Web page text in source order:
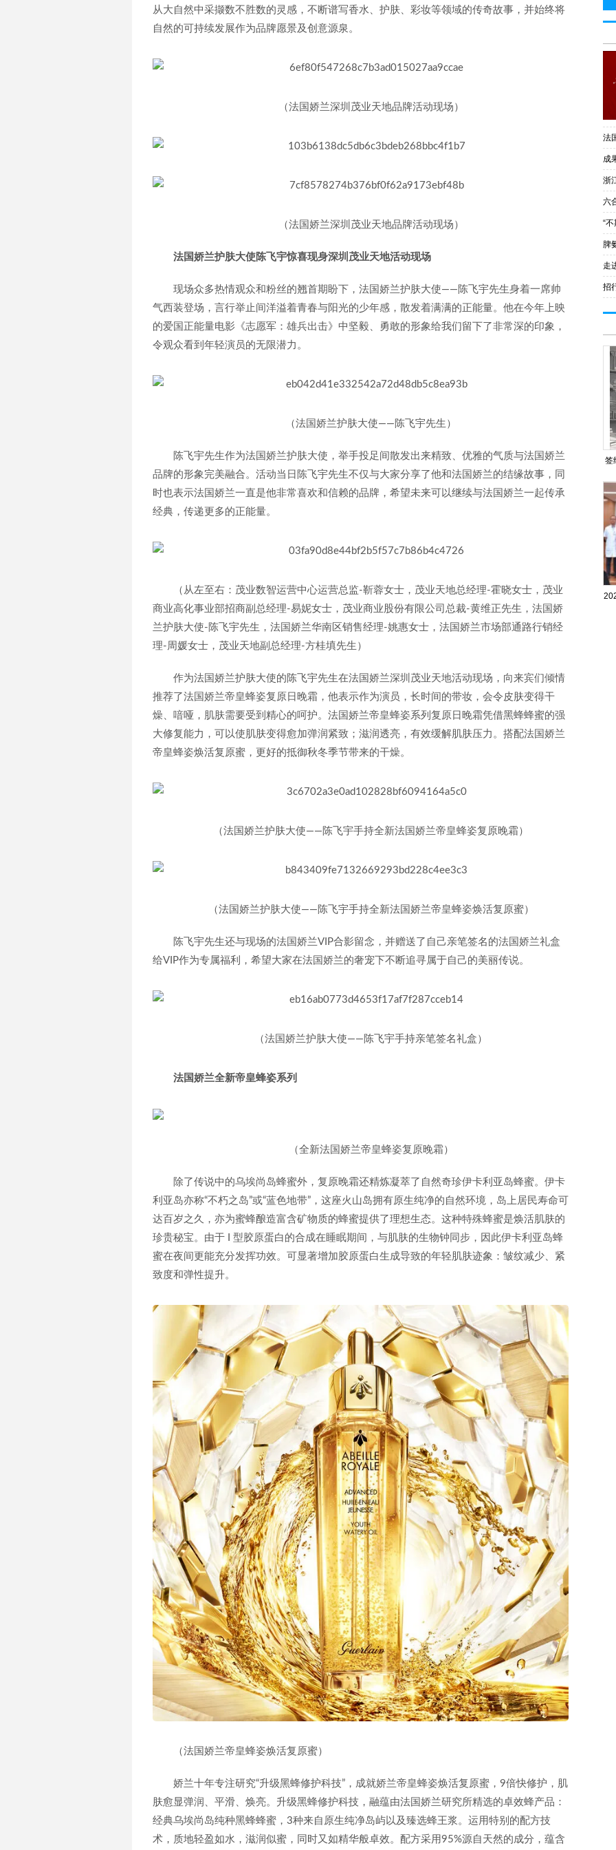
从大自然中采撷数不胜数的灵感，不断谱写香水、护肤、彩妆等领域的传奇故事，并始终将
自然的可持续发展作为品牌愿景及创意源泉。
（法国娇兰深圳茂业天地品牌活动现场）
（法国娇兰深圳茂业天地品牌活动现场）
法国娇兰护肤大使陈飞宇惊喜现身深圳茂业天地活动现场
现场众多热情观众和粉丝的翘首期盼下，法国娇兰护肤大使——陈飞宇先生身着一席帅
气西装登场，言行举止间洋溢着青春与阳光的少年感，散发着满满的正能量。他在今年上映
的爱国正能量电影《志愿军：雄兵出击》中坚毅、勇敢的形象给我们留下了非常深的印象，
令观众看到年轻演员的无限潜力。
（法国娇兰护肤大使——陈飞宇先生）
陈飞宇先生作为法国娇兰护肤大使，举手投足间散发出来精致、优雅的气质与法国娇兰
品牌的形象完美融合。活动当日陈飞宇先生不仅与大家分享了他和法国娇兰的结缘故事，同
时也表示法国娇兰一直是他非常喜欢和信赖的品牌，希望未来可以继续与法国娇兰一起传承
经典，传递更多的正能量。
（从左至右：茂业数智运营中心运营总监-靳蓉女士，茂业天地总经理-霍晓女士，茂业
商业高化事业部招商副总经理-易妮女士，茂业商业股份有限公司总裁-黄维正先生，法国娇
兰护肤大使-陈飞宇先生，法国娇兰华南区销售经理-姚惠女士，法国娇兰市场部通路行销经
理-周媛女士，茂业天地副总经理-方桂填先生）
作为法国娇兰护肤大使的陈飞宇先生在法国娇兰深圳茂业天地活动现场，向来宾们倾情
推荐了法国娇兰帝皇蜂姿复原日晚霜，他表示作为演员，长时间的带妆，会令皮肤变得干
燥、喑哑，肌肤需要受到精心的呵护。法国娇兰帝皇蜂姿系列复原日晚霜凭借黑蜂蜂蜜的强
大修复能力，可以使肌肤变得愈加弹润紧致；滋润透亮，有效缓解肌肤压力。搭配法国娇兰
帝皇蜂姿焕活复原蜜，更好的抵御秋冬季节带来的干燥。
（法国娇兰护肤大使——陈飞宇手持全新法国娇兰帝皇蜂姿复原晚霜）
（法国娇兰护肤大使——陈飞宇手持全新法国娇兰帝皇蜂姿焕活复原蜜）
陈飞宇先生还与现场的法国娇兰VIP合影留念，并赠送了自己亲笔签名的法国娇兰礼盒
给VIP作为专属福利，希望大家在法国娇兰的奢宠下不断追寻属于自己的美丽传说。
（法国娇兰护肤大使——陈飞宇手持亲笔签名礼盒）
法国娇兰全新帝皇蜂姿系列
（全新法国娇兰帝皇蜂姿复原晚霜）
除了传说中的乌埃尚岛蜂蜜外，复原晚霜还精炼凝萃了自然奇珍伊卡利亚岛蜂蜜。伊卡
利亚岛亦称“不朽之岛”或“蓝色地带”，这座火山岛拥有原生纯净的自然环境，岛上居民寿命可
达百岁之久，亦为蜜蜂酿造富含矿物质的蜂蜜提供了理想生态。这种特殊蜂蜜是焕活肌肤的
珍贵秘宝。由于 I 型胶原蛋白的合成在睡眠期间，与肌肤的生物钟同步，因此伊卡利亚岛蜂
蜜在夜间更能充分发挥功效。可显著增加胶原蛋白生成导致的年轻肌肤迹象：皱纹减少、紧
致度和弹性提升。
（法国娇兰帝皇蜂姿焕活复原蜜）
娇兰十年专注研究“升级黑蜂修护科技”，成就娇兰帝皇蜂姿焕活复原蜜，9倍快修护，肌
肤愈显弹润、平滑、焕亮。升级黑蜂修护科技，融蕴由法国娇兰研究所精选的卓效蜂产品：
经典乌埃尚岛纯种黑蜂蜂蜜，3种来自原生纯净岛屿以及臻选蜂王浆。运用特别的配方技
术，质地轻盈如水，滋润似蜜，同时又如精华般卓效。配方采用95%源自天然的成分，蕴含
法
成
浙
六
“
脾
走
招
签